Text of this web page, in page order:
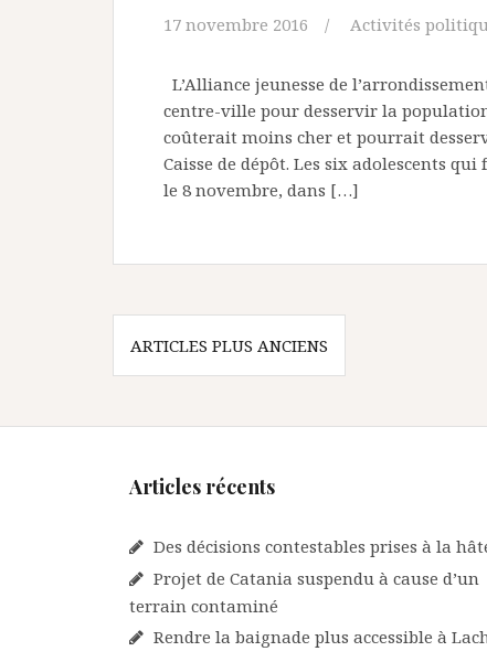
17 novembre 2016 Activités
L’Alliance jeunesse de
centre-ville pour desservir la
coûterait moins cher et pourrait
Caisse de dépôt. Les six adolescents
le 8 novembre, dans […]
Navigation
des
ARTICLES PLUS ANCIENS
Articles récents
Des décisions contestables prises à la
Projet de Catania suspendu à cause d’un
terrain contaminé
Rendre la baignade plus accessible à